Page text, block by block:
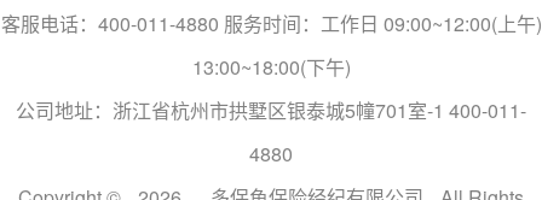
客服电话：400-011-4880 服务时间：工作日 09:00~12:00(上午)
13:00~18:00(下午)
公司地址：浙江省杭州市拱墅区银泰城5幢701室-1 400-011-
4880